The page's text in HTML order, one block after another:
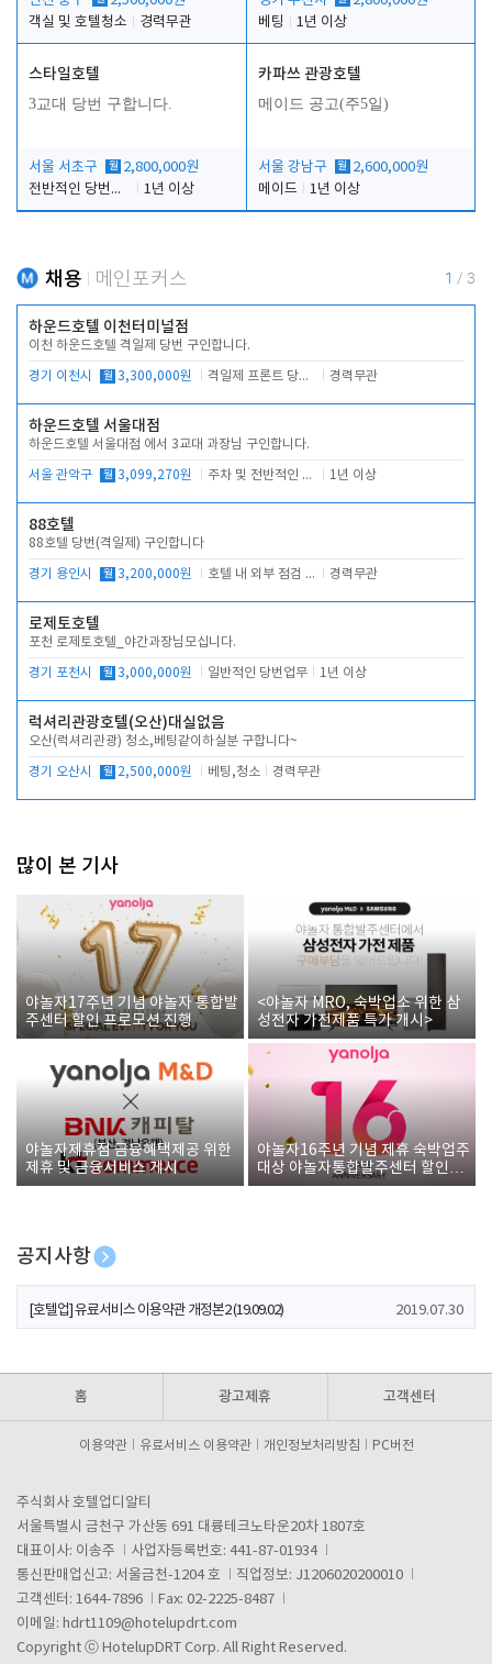
객실 및 호텔청소
경력무관
베팅
1년 이상
스타일호텔
3교대 당번 구합니다.
서울 서초구 월 2,800,000원
전반적인 당번업무
1년 이상
카파쓰 관광호텔
메이드 공고(주5일)
서울 강남구 월 2,600,000원
메이드
1년 이상
채용 메인포커스 1 / 3
하운드호텔 이천터미널점
이천 하운드호텔 격일제 당번 구인합니다.
경기 이천시 월 3,300,000원 격일제 프론트 당번 업무로 주차 및 객실 점검 경력무관
하운드호텔 서울대점
하운드호텔 서울대점 에서 3교대 과장님 구인합니다.
서울 관악구 월 3,099,270원 주차 및 전반적인 당번업무 1년 이상
88호텔
88호텔 당번(격일제) 구인합니다
경기 용인시 월 3,200,000원 호텔 내 외부 점검 및 프런트 운영 경력무관
로제토호텔
포천 로제토호텔_야간과장님모십니다.
경기 포천시 월 3,000,000원 일반적인 당번업무 1년 이상
럭셔리관광호텔(오산)대실없음
오산(럭셔리관광) 청소,베팅같이하실분 구합니다~
경기 오산시 월 2,500,000원 베팅,청소 경력무관
많이 본 기사
야놀자17주년 기념 야놀자 통합발
주센터 할인 프로모션 진행
<야놀자 MRO, 숙박업소 위한 삼
성전자 가전제품 특가 개시>
야놀자제휴점 금융혜택제공 위한
제휴 및 금융서비스 게시
야놀자16주년 기념 제휴 숙박업주
대상 야놀자통합발주센터 할인쿠
폰 증정
공지사항
[호텔업] 개인정보 처리방침 개정본1 (19.09.02)
[호텔업] 유료서비스 이용약관 개정본2 (19.09.02) 2019.07.30
홈 광고제휴 고객센터
이용약관 유료서비스 이용약관 개인정보처리방침 PC버전
주식회사 호텔업디알티
서울특별시 금천구 가산동 691 대륭테크노타운20차 1807호
대표이사: 이송주
사업자등록번호: 441-87-01934
통신판매업신고: 서울금천-1204 호
직업정보: J1206020200010
고객센터: 1644-7896
Fax: 02-2225-8487
이메일: hdrt1109@hotelupdrt.com
Copyright ⓒ HotelupDRT Corp. All Right Reserved.